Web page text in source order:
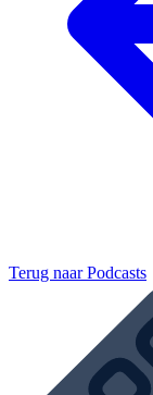
Terug naarPodcasts